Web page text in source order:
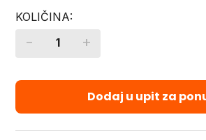
Quantity
- +
Dodaj u upit za